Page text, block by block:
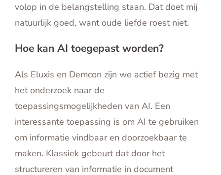
volop in de belangstelling staan. Dat doet mij
natuurlijk goed, want oude liefde roest niet.
Hoe kan AI toegepast worden?
Als Eluxis en Demcon zijn we actief bezig met
het onderzoek naar de
toepassingsmogelijkheden van AI. Een
interessante toepassing is om AI te gebruiken
om informatie vindbaar en doorzoekbaar te
maken. Klassiek gebeurt dat door het
structureren van informatie in document